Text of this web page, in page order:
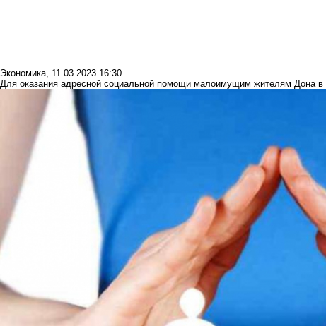
Экономика, 11.03.2023 16:30
Для оказания адресной социальной помощи малоимущим жителям Дона в